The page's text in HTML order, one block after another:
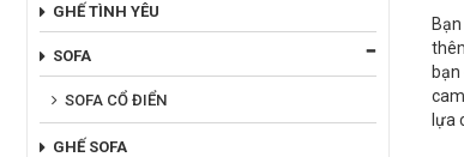
GHẾ TÌNH YÊU
SOFA
SOFA CỔ ĐIỂN
GHẾ SOFA
lựa